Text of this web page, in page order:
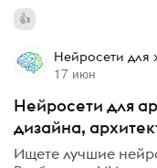
Нейросети для
17 июн
Нейросети для
дизайна,
Ищете лучшие